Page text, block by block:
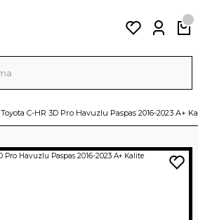
Toyota C-HR 3D Pro Havuzlu Paspas 2016-2023 A+